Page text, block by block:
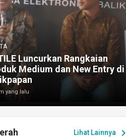
Luncurkan Rangkaian
Medium dan New Entry di
yang lalu
Lihat Lainnya chevron_right